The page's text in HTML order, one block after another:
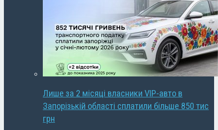
Лише за 2 місяці власники VIP-авто в
Запорізькій області сплатили більше 850 тис
грн